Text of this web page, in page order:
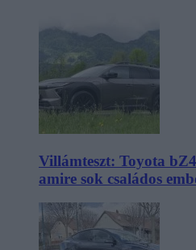
Villámteszt: Toyota
amire sok családos